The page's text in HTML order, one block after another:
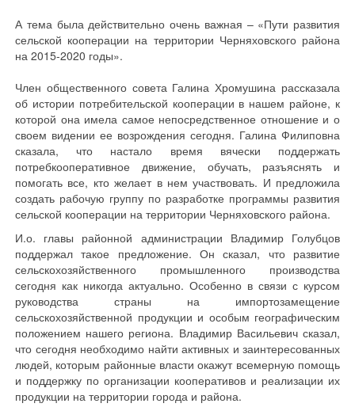
А тема была действительно очень важная – «Пути развития
сельской кооперации на территории Черняховского района
на 2015-2020 годы».
Член общественного совета Галина Хромушина рассказала
об истории потребительской кооперации в нашем районе, к
которой она имела самое непосредственное отношение и о
своем видении ее возрождения сегодня. Галина Филиповна
сказала, что настало время вячески поддержать
потребкооперативное движение, обучать, разъяснять и
помогать все, кто желает в нем участвовать. И предложила
создать рабочую группу по разработке программы развития
сельской кооперации на территории Черняховского района.
И.о. главы районной администрации Владимир Голубцов
поддержал такое предложение. Он сказал, что развитие
сельскохозяйственного промышленного производства
сегодня как никогда актуально. Особенно в связи с курсом
руководства страны на импортозамещение
сельскохозяйственной продукции и особым географическим
положением нашего региона. Владимир Васильевич сказал,
что сегодня необходимо найти активных и заинтересованных
людей, которым районные власти окажут всемерную помощь
и поддержку по организации кооперативов и реализации их
продукции на территории города и района.